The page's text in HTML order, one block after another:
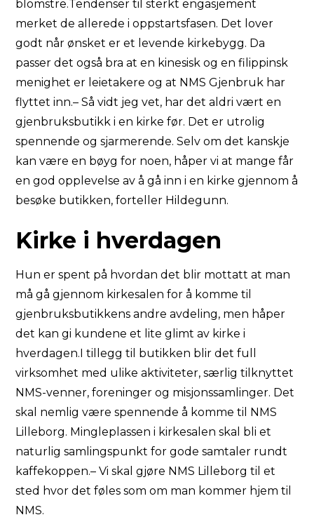
blomstre.Tendenser til sterkt engasjement
merket de allerede i oppstartsfasen. Det lover
godt når ønsket er et levende kirkebygg. Da
passer det også bra at en kinesisk og en filippinsk
menighet er leietakere og at NMS Gjenbruk har
flyttet inn.– Så vidt jeg vet, har det aldri vært en
gjenbruksbutikk i en kirke før. Det er utrolig
spennende og sjarmerende. Selv om det kanskje
kan være en bøyg for noen, håper vi at mange får
en god opplevelse av å gå inn i en kirke gjennom å
besøke butikken, forteller Hildegunn.
Kirke i hverdagen
Hun er spent på hvordan det blir mottatt at man
må gå gjennom kirkesalen for å komme til
gjenbruksbutikkens andre avdeling, men håper
det kan gi kundene et lite glimt av kirke i
hverdagen.I tillegg til butikken blir det full
virksomhet med ulike aktiviteter, særlig tilknyttet
NMS-venner, foreninger og misjonssamlinger. Det
skal nemlig være spennende å komme til NMS
Lilleborg. Mingleplassen i kirkesalen skal bli et
naturlig samlingspunkt for gode samtaler rundt
kaffekoppen.– Vi skal gjøre NMS Lilleborg til et
sted hvor det føles som om man kommer hjem til
NMS.